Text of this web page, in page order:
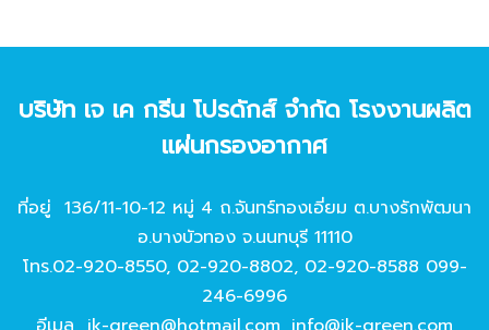
บริษัท เจ เค กรีน โปรดักส์ จํากัด โรงงานผลิต
แผ่นกรองอากาศ
ที่อยู่ 136/11-10-12 หมู่ 4 ถ.จันทร์ทองเอี่ยม ต.บางรักพัฒนา
อ.บางบัวทอง จ.นนทบุรี 11110
โทร.02-920-8550, 02-920-8802, 02-920-8588 099-
246-6996